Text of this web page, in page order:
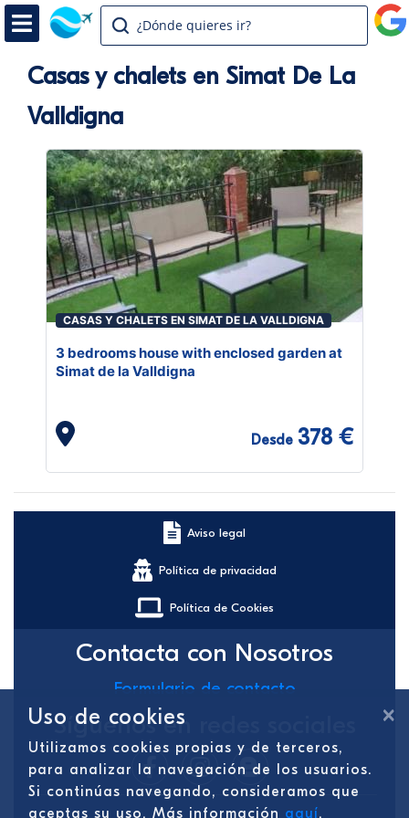
¿Dónde quieres ir?
Casas y chalets en Simat De La
Valldigna
CASAS Y CHALETS EN SIMAT DE LA VALLDIGNA
3 bedrooms house with enclosed garden at
Simat de la Valldigna
Desde 378 €
Aviso legal
Política de privacidad
Política de Cookies
Contacta con Nosotros
Formulario de contacto
Síguenos en redes sociales ×
Uso de cookies
Utilizamos cookies propias y de terceros,
para analizar la navegación de los usuarios.
Si continúas navegando, consideramos que
aceptas su uso. Más información aquí.